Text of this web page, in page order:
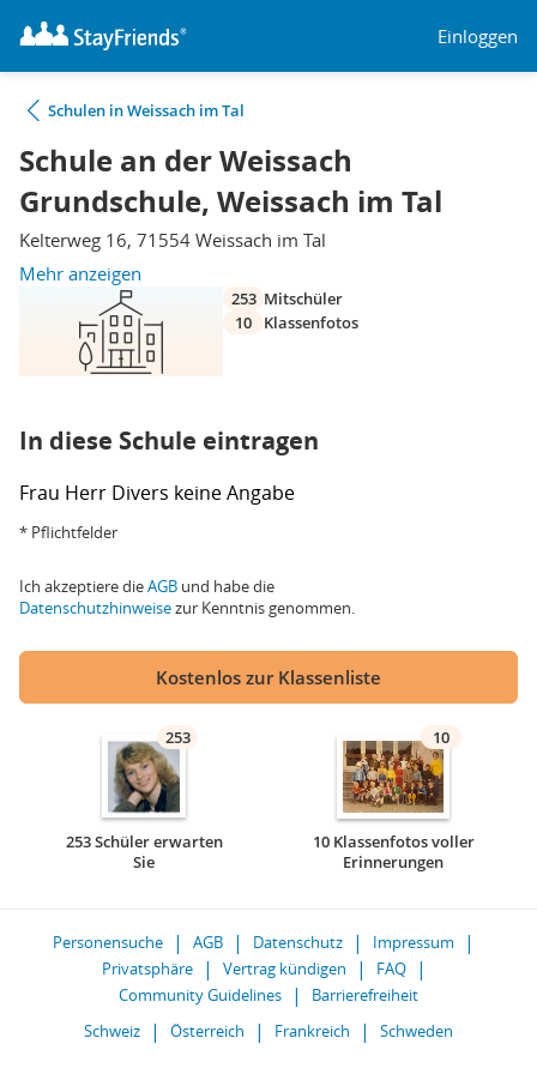
Einloggen
Schulen in Weissach im Tal
Schule an der Weissach
Grundschule, Weissach im Tal
Kelterweg 16, 71554 Weissach im Tal
Mehr anzeigen
253 Mitschüler
10
Klassenfotos
In diese Schule eintragen
Frau Herr Divers keine Angabe
* Pflichtfelder
Ich akzeptiere dieAGB und habe die
Datenschutzhinweisezur Kenntnis genommen.
Kostenlos zur Klassenliste
253
253 Schüler erwarten
Sie
10
10 Klassenfotos voller
Erinnerungen
Personensuche AGB Datenschutz
Impressum
Privatsphäre
Vertrag kündigen
FAQ
Community Guidelines
Barrierefreiheit
Schweiz
Österreich Frankreich Schweden